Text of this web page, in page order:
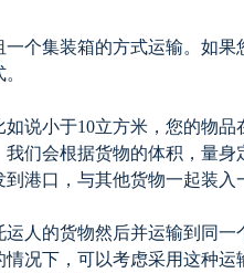
个集装箱的方式运输。如果
说小于10立方米，您的物
们会根据货物的体积，量
港口，与其他货物一起装入
人的货物然后并运输到同一
况下，可以考虑采用这种